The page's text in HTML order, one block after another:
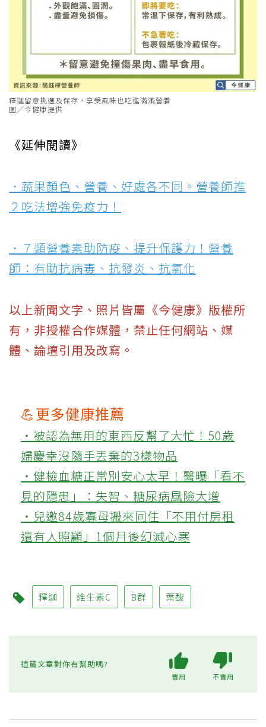
釋迦留意挑選及保存，享受風味也吃進滿滿營養
圖／今健康提供
《延伸閱讀》
．蔬果顏色、營養、好處各不同。營養師推
２吃法增強免疫力！
．７類營養素助防疫、提升保護力！營養
師：有助抗病毒、抗發炎、抗氧化
以上新聞文字、照片皆屬《今健康》版權所
有，非授權合作媒體，禁止任何網站、媒
體、論壇引用及改寫。
💪更多健康推薦
‧被認為無用的東西反幫了大忙！50歲
婦慶幸沒隨手丟棄的3樣物品
‧健檢血糖正常別安心太早！醫曝「看不
見的隱患」：失智、糖尿病風險大增
‧兒邀84歲寡母搬來同住「不用付房租
還有人照顧」1個月後幻滅心寒
釋迦 維生素C B群 葉酸
這篇文章對你有幫助嗎?
實用 不實用